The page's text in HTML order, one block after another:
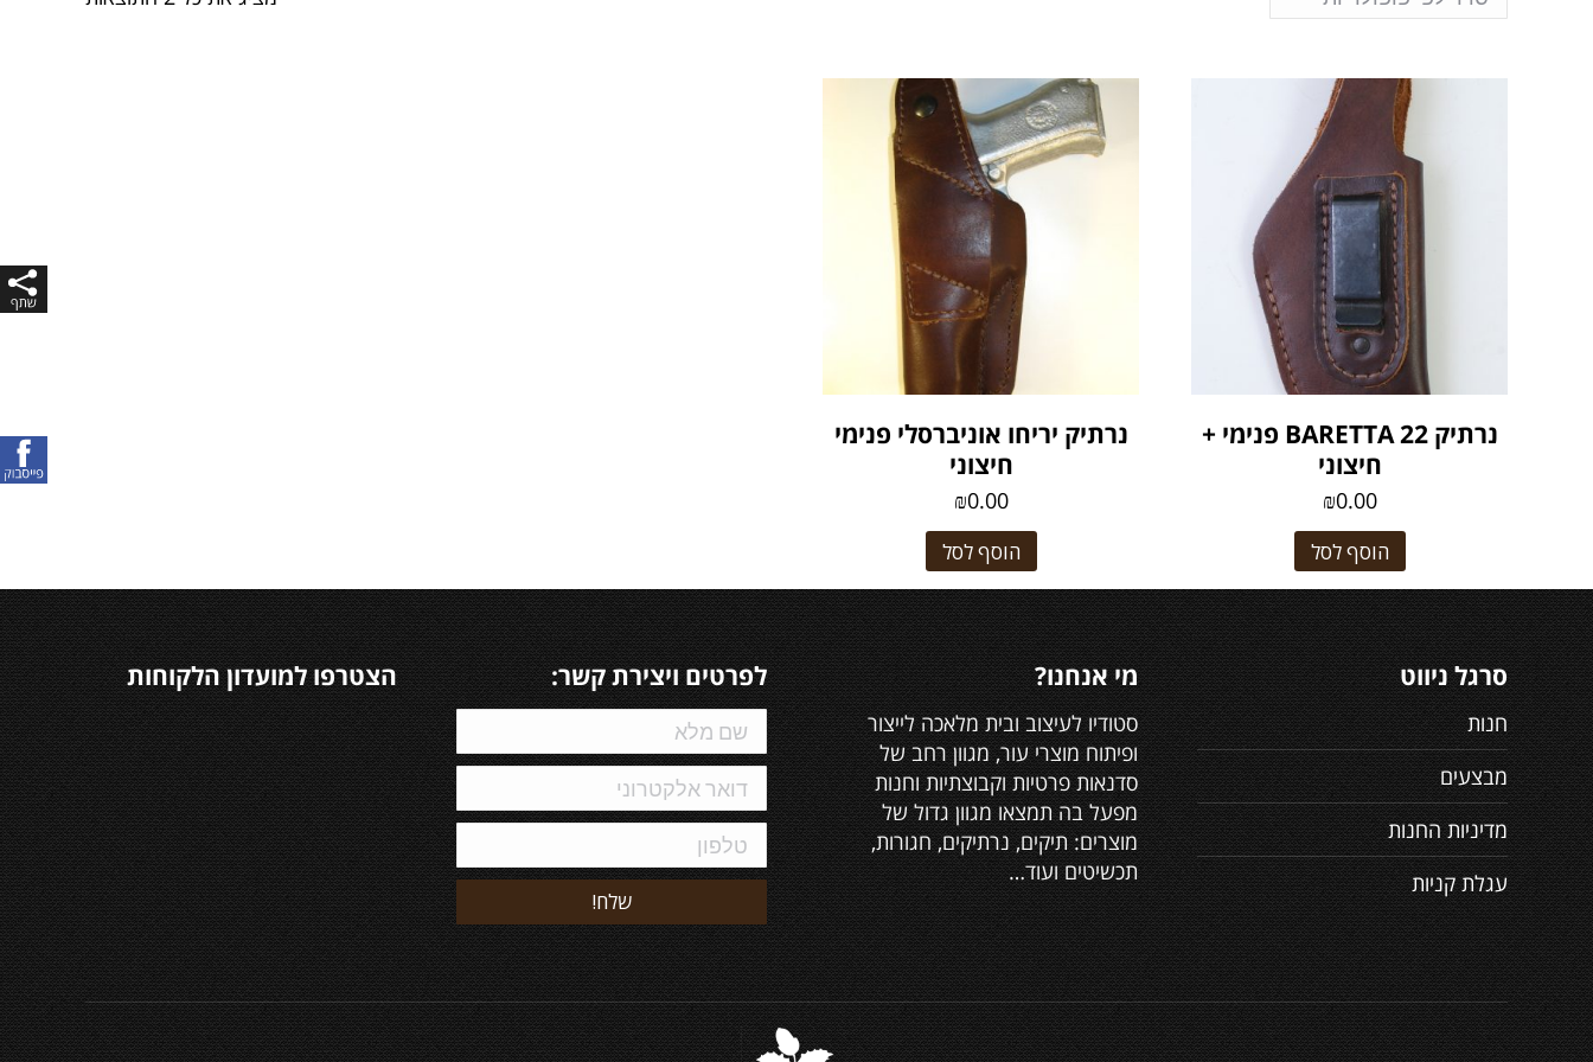
נרתיק BARETTA 22 פנימי +
חיצוני
₪0.00
הוסף לסל
נרתיק יריחו אוניברסלי פנימי
חיצוני
₪0.00
הוסף לסל
סרגל ניווט
חנות
מבצעים
מדיניות החנות
עגלת קניות
מי אנחנו?
סטודיו לעיצוב ובית מלאכה לייצור
ופיתוח מוצרי עור, מגוון רחב של
סדנאות פרטיות וקבוצתיות וחנות
מפעל בה תמצאו מגוון גדול של
מוצרים: תיקים, נרתיקים, חגורות,
תכשיטים ועוד…
לפרטים ויצירת קשר: הצטרפו למועדון הלקוחות